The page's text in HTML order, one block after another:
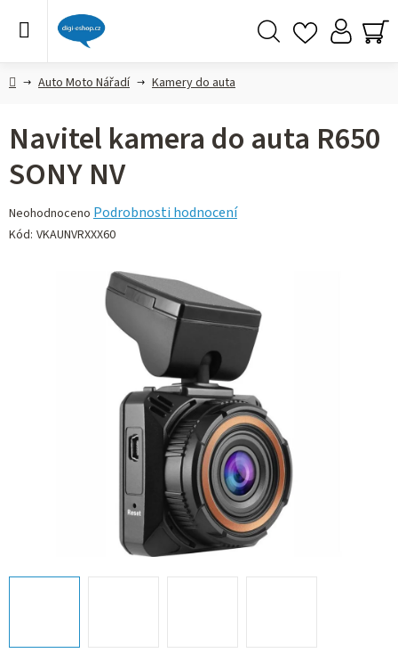
DomůAuto Moto Nářadí Kamery do auta
Navitel kamera do auta R650
SONY NV
Průměrné
hodnocení
Neohodnoceno Podrobnosti hodnocení
Kód: VKAUNVRXXX60